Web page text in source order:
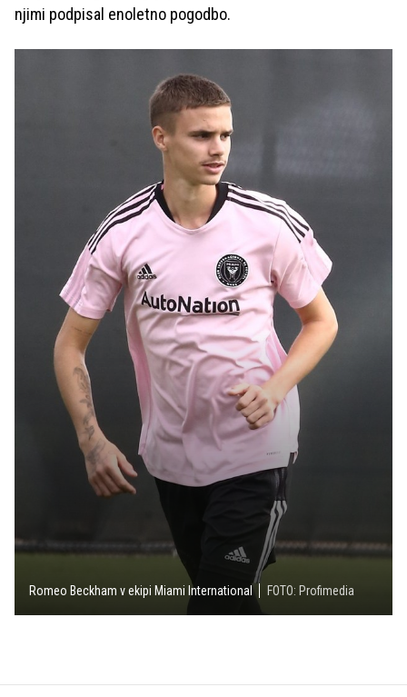
njimi podpisal enoletno pogodbo.
Romeo Beckham v ekipi Miami International FOTO: Profimedia